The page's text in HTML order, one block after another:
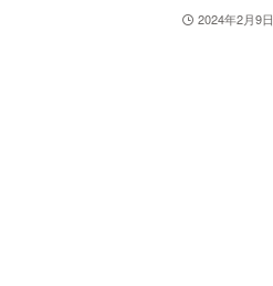
2024年2月9日